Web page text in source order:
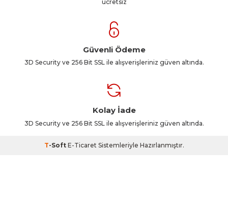
ücretsiz
Güvenli Ödeme
3D Security ve 256 Bit SSL ile alışverişleriniz güven altında.
Kolay İade
3D Security ve 256 Bit SSL ile alışverişleriniz güven altında.
T-Soft E-Ticaret Sistemleriyle Hazırlanmıştır.